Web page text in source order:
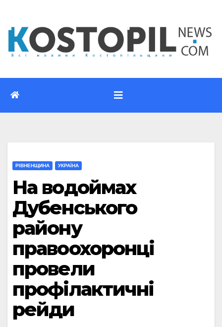
вмісту
РІВНЕНЩИНА УКРАЇНА
На водоймах
Дубенського
району
правоохоронці
провели
профілактичні
рейди